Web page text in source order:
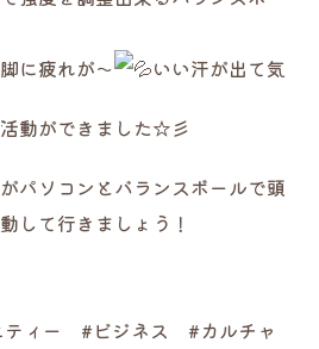
に疲れが～
いい汗が出て気
動ができました☆彡
パソコンとバランスボールで頭
して行きましょう！
ィー #ビジネス #カルチャ